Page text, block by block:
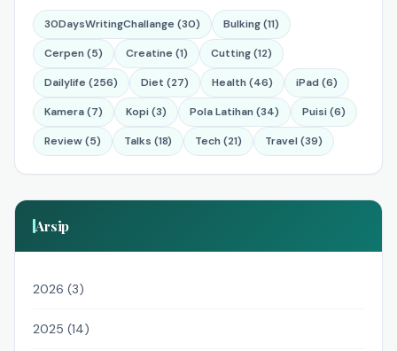
30DaysWritingChallange (30) Bulking (11)
Cerpen (5) Creatine (1) Cutting (12)
Dailylife (256) Diet (27) Health (46) iPad (6)
Kamera (7) Kopi (3) Pola Latihan (34) Puisi (6)
Review (5) Talks (18) Tech (21) Travel (39)
Arsip
2026 (3)
2025 (14)